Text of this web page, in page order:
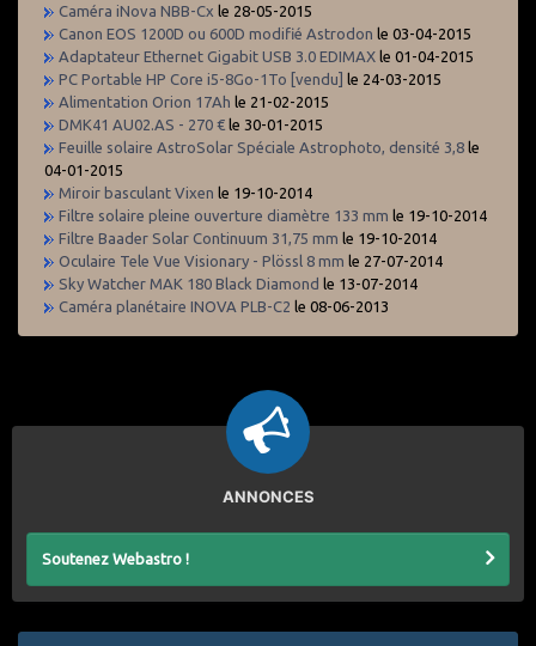
Caméra iNova NBB-Cx le 28-05-2015
Canon EOS 1200D ou 600D modifié Astrodon le 03-04-2015
Adaptateur Ethernet Gigabit USB 3.0 EDIMAX le 01-04-2015
PC Portable HP Core i5-8Go-1To [vendu] le 24-03-2015
Alimentation Orion 17Ah le 21-02-2015
DMK41 AU02.AS - 270 € le 30-01-2015
Feuille solaire AstroSolar Spéciale Astrophoto, densité 3,8 le
04-01-2015
Miroir basculant Vixen le 19-10-2014
Filtre solaire pleine ouverture diamètre 133 mm le 19-10-2014
Filtre Baader Solar Continuum 31,75 mm le 19-10-2014
Oculaire Tele Vue Visionary - Plössl 8 mm le 27-07-2014
Sky Watcher MAK 180 Black Diamond le 13-07-2014
Caméra planétaire INOVA PLB-C2 le 08-06-2013
ANNONCES
Soutenez Webastro !